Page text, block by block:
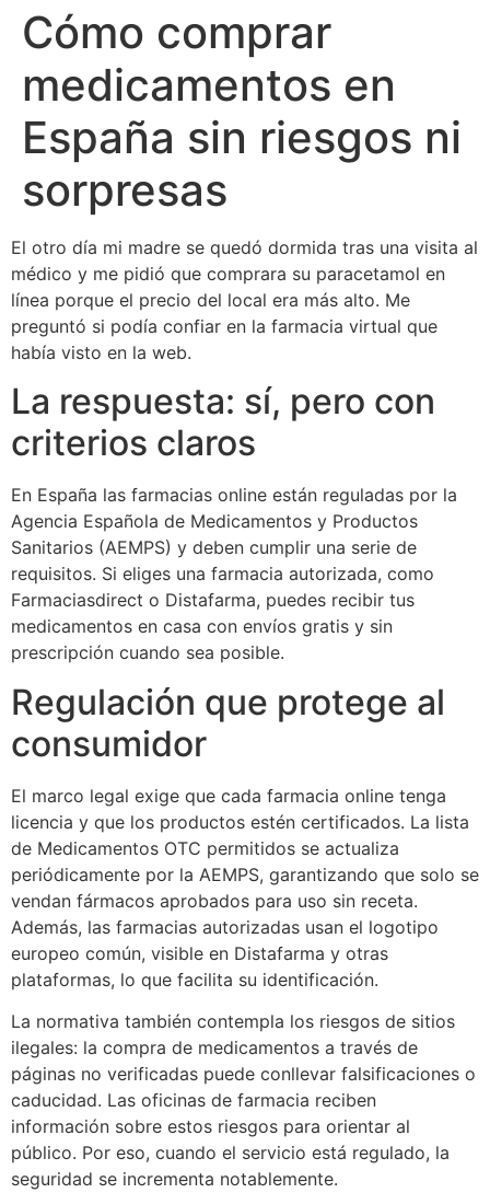
Cómo comprar
medicamentos en
España sin riesgos ni
sorpresas
El otro día mi madre se quedó dormida tras una visita al
médico y me pidió que comprara su paracetamol en
línea porque el precio del local era más alto. Me
preguntó si podía confiar en la farmacia virtual que
había visto en la web.
La respuesta: sí, pero con
criterios claros
En España las farmacias online están reguladas por la
Agencia Española de Medicamentos y Productos
Sanitarios (AEMPS) y deben cumplir una serie de
requisitos. Si eliges una farmacia autorizada, como
Farmaciasdirect o Distafarma, puedes recibir tus
medicamentos en casa con envíos gratis y sin
prescripción cuando sea posible.
Regulación que protege al
consumidor
El marco legal exige que cada farmacia online tenga
licencia y que los productos estén certificados. La lista
de Medicamentos OTC permitidos se actualiza
periódicamente por la AEMPS, garantizando que solo se
vendan fármacos aprobados para uso sin receta.
Además, las farmacias autorizadas usan el logotipo
europeo común, visible en Distafarma y otras
plataformas, lo que facilita su identificación.
La normativa también contempla los riesgos de sitios
ilegales: la compra de medicamentos a través de
páginas no verificadas puede conllevar falsificaciones o
caducidad. Las oficinas de farmacia reciben
información sobre estos riesgos para orientar al
público. Por eso, cuando el servicio está regulado, la
seguridad se incrementa notablemente.